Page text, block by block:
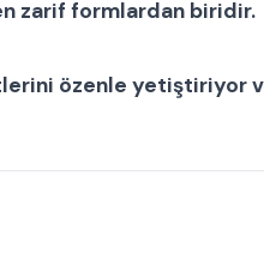
zarif formlardan biridir.
özenle yetiştiriyor